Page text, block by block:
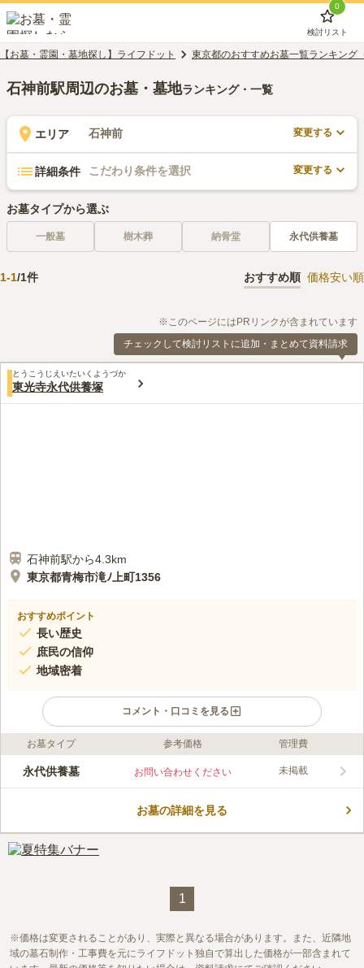
0
検討リスト
【お墓・霊園・墓地探し】ライフドット 東京都のおすすめお墓一覧ランキング
石神前駅周辺のお墓・墓地ランキング・一覧
エリア 石神前 変更する
詳細条件 こだわり条件を選択 変更する
お墓タイプから選ぶ
一般墓 樹木葬 納骨堂 永代供養墓
1-1/1件 おすすめ順 価格安い順
※このページにはPRリンクが含まれています
チェックして検討リストに追加・まとめて資料請求
とうこうじえいたいくようづか
東光寺永代供養塚
石神前駅から4.3km
東京都青梅市滝ﾉ上町1356
おすすめポイント
長い歴史
庶民の信仰
地域密着
コメント・口コミを見る
口コミ評価
この霊園はまだ誰からも評価されていません。
お墓タイプ 参考価格 管理費
永代供養墓 お問い合わせください 未掲載
お墓の詳細を見る
1
価格は変更されることがあり、実際と異なる場合があります。また、近隣地
域の墓石制作・工事費を元にライフドット独自で算出した価格が一部含まれて